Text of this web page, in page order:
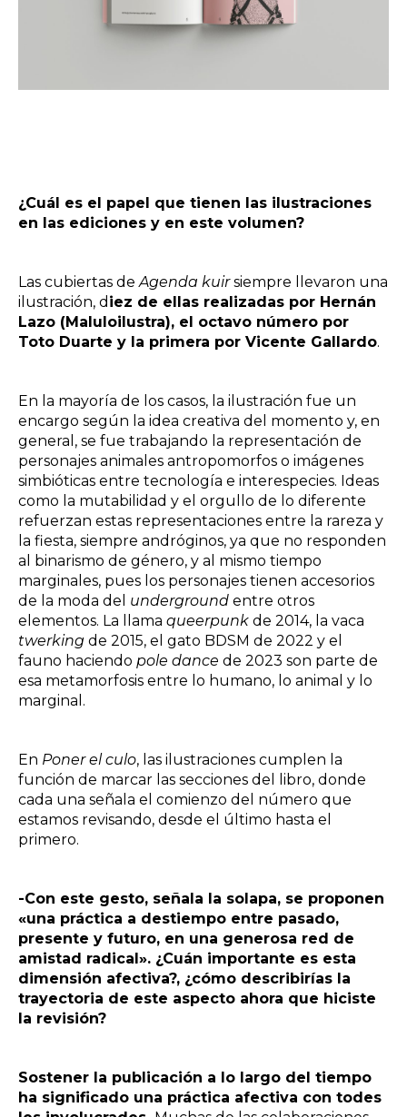
¿Cuál es el papel que tienen las ilustraciones
en las ediciones y en este volumen?
Las cubiertas de Agenda kuirsiempre llevaron una
ilustración, d iez de ellas realizadas por Hernán
Lazo (Maluloilustra), el octavo número por
Toto Duarte y la primera por Vicente Gallardo.
En la mayoría de los casos, la ilustración fue un
encargo según la idea creativa del momento y, en
general, se fue trabajando la representación de
personajes animales antropomorfos o imágenes
simbióticas entre tecnología e interespecies. Ideas
como la mutabilidad y el orgullo de lo diferente
refuerzan estas representaciones entre la rareza y
la fiesta, siempre andróginos, ya que no responden
al binarismo de género, y al mismo tiempo
marginales, pues los personajes tienen accesorios
de la moda del underground entre otros
elementos. La llama queerpunk de 2014, la vaca
twerking de 2015, el gato BDSM de 2022 y el
fauno haciendo pole dance de 2023 son parte de
esa metamorfosis entre lo humano, lo animal y lo
marginal.
En Poner el culo, las ilustraciones cumplen la
función de marcar las secciones del libro, donde
cada una señala el comienzo del número que
estamos revisando, desde el último hasta el
primero.
-Con este gesto, señala la solapa, se proponen
«una práctica a destiempo entre pasado,
presente y futuro, en una generosa red de
amistad radical». ¿Cuán importante es esta
dimensión afectiva?, ¿cómo describirías la
trayectoria de este aspecto ahora que hiciste
la revisión?
Sostener la publicación a lo largo del tiempo
ha significado una práctica afectiva con todes